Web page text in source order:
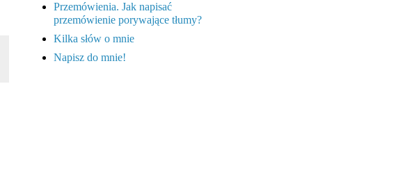
Przemówienia. Jak napisać
przemówienie porywające tłumy?
Kilka słów o mnie
Napisz do mnie!